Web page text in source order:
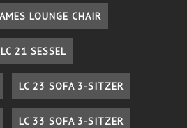
LOUNGE CHAIR
LC 21 SESSEL
LC 23 SOFA 3-SITZER
LC 33 SOFA 3-SITZER